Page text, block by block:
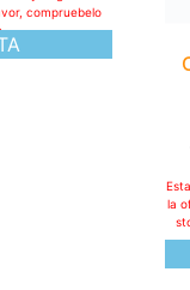
compruebelo
la